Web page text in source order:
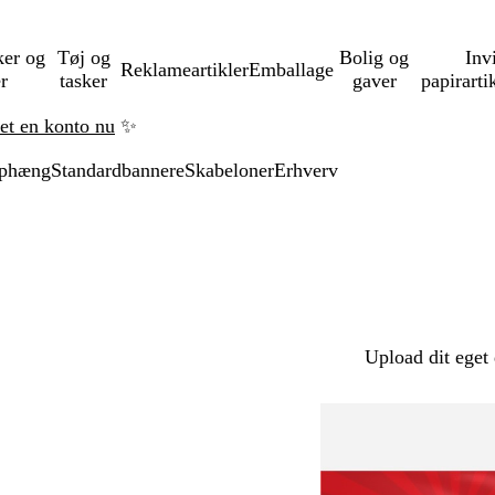
og Tøj og
tasker
ReklameartiklerEmballage
Bolig og
gaver
en konto nu ✨
StandardbannereSkabelonerErhverv
Upload dit eget